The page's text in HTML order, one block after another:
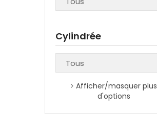
Cylindrée
Afficher/masquer plus
d'options